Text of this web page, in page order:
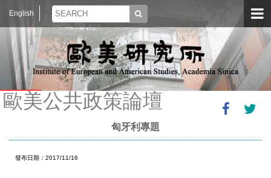
English
歐美公共政策論壇
匈牙利專題
發布日期：2017/11/16